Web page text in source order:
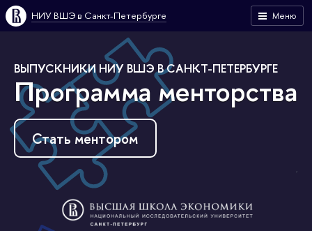
Меню
НИУ ВШЭ в Санкт-Петербурге
ВЫПУСКНИКИ НИУ ВШЭ В САНКТ-ПЕТЕРБУРГЕ
Программа менторства
Стать ментором